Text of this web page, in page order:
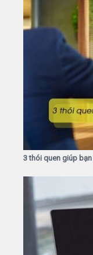
3 thói quen giúp